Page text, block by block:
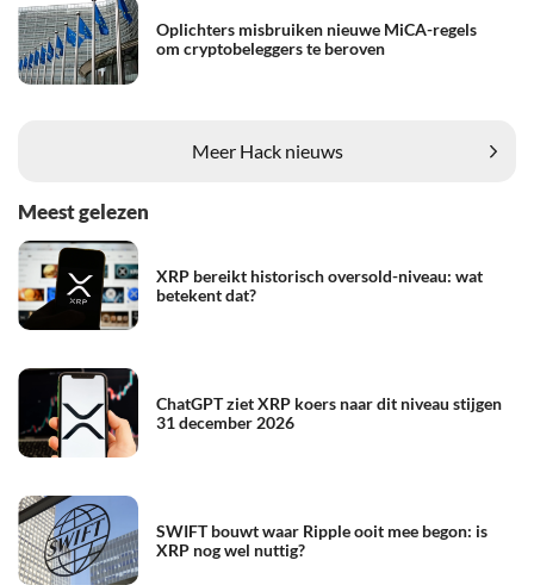
Oplichters misbruiken nieuwe MiCA-regels
om cryptobeleggers te beroven
Meer Hack nieuws
Meest gelezen
XRP bereikt historisch oversold-niveau: wat
betekent dat?
ChatGPT ziet XRP koers naar dit niveau stijgen
31 december 2026
SWIFT bouwt waar Ripple ooit mee begon: is
XRP nog wel nuttig?